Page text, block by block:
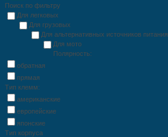
Поиск по фильтру
Для легковых
Для грузовых
Для альтернативных источников питания
Для мото
Полярность:
обратная
прямая
Тип клемм:
американские
европейские
японские
Тип корпуса